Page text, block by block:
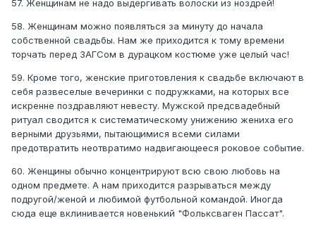
57. Женщинам не надо выдергивать волоски из ноздрей!
58. Женщинам можно появляться за минуту до начала
собственной свадьбы. Нам же приходится к тому времени
торчать перед ЗАГСом в дурацком костюме уже целый час!
59. Кроме того, женские приготовления к свадьбе включают в
себя развеселые вечеринки с подружками, на которых все
искренне поздравляют невесту. Мужской предсвадебный
ритуал сводится к систематическому унижению жениха его
верными друзьями, пытающимися всеми силами
предотвратить неотвратимо надвигающееся роковое событие.
60. Женщины обычно концентрируют всю свою любовь на
одном предмете. А нам приходится разрываться между
подругой/женой и любимой футбольной командой. Иногда
сюда еще вклинивается новенький "Фольксваген Пассат".